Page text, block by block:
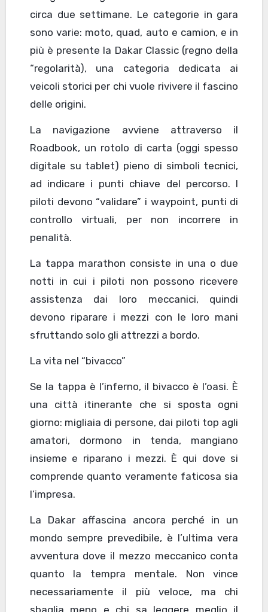
circa due settimane. Le categorie in gara
sono varie: moto, quad, auto e camion, e in
più è presente la Dakar Classic (regno della
“regolarità), una categoria dedicata ai
veicoli storici per chi vuole rivivere il fascino
delle origini.
La navigazione avviene attraverso il
Roadbook, un rotolo di carta (oggi spesso
digitale su tablet) pieno di simboli tecnici,
ad indicare i punti chiave del percorso. I
piloti devono “validare” i waypoint, punti di
controllo virtuali, per non incorrere in
penalità.
La tappa marathon consiste in una o due
notti in cui i piloti non possono ricevere
assistenza dai loro meccanici, quindi
devono riparare i mezzi con le loro mani
sfruttando solo gli attrezzi a bordo.
La vita nel “bivacco”
Se la tappa è l’inferno, il bivacco è l’oasi. È
una città itinerante che si sposta ogni
giorno: migliaia di persone, dai piloti top agli
amatori, dormono in tenda, mangiano
insieme e riparano i mezzi. È qui dove si
comprende quanto veramente faticosa sia
l’impresa.
La Dakar affascina ancora perché in un
mondo sempre prevedibile, è l’ultima vera
avventura dove il mezzo meccanico conta
quanto la tempra mentale. Non vince
necessariamente il più veloce, ma chi